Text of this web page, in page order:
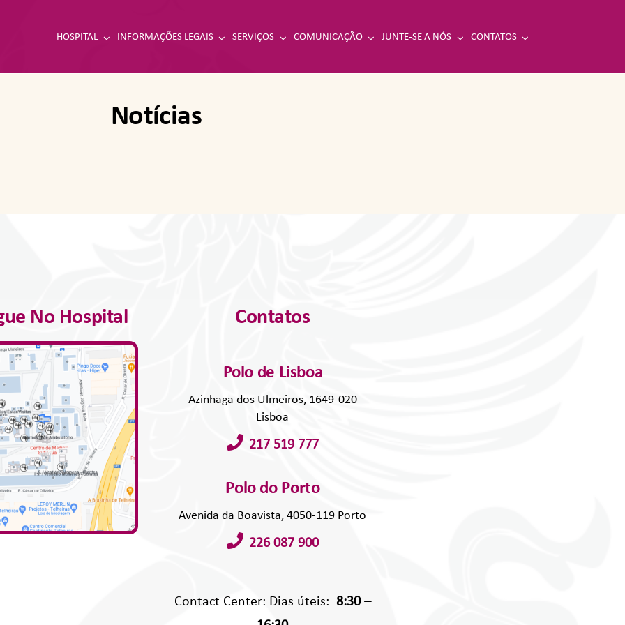
HOSPITAL INFORMAÇÕES LEGAIS SERVIÇOS COMUNICAÇÃO JUNTE-SE A NÓS CONTATOS
Notícias
No Hospital Contatos
Polo de Lisboa
Azinhaga dos Ulmeiros, 1649-020
Lisboa
217 519 777
Polo do Porto
Avenida da Boavista, 4050-119 Porto
226 087 900
Contact Center: Dias úteis: 8:30 –